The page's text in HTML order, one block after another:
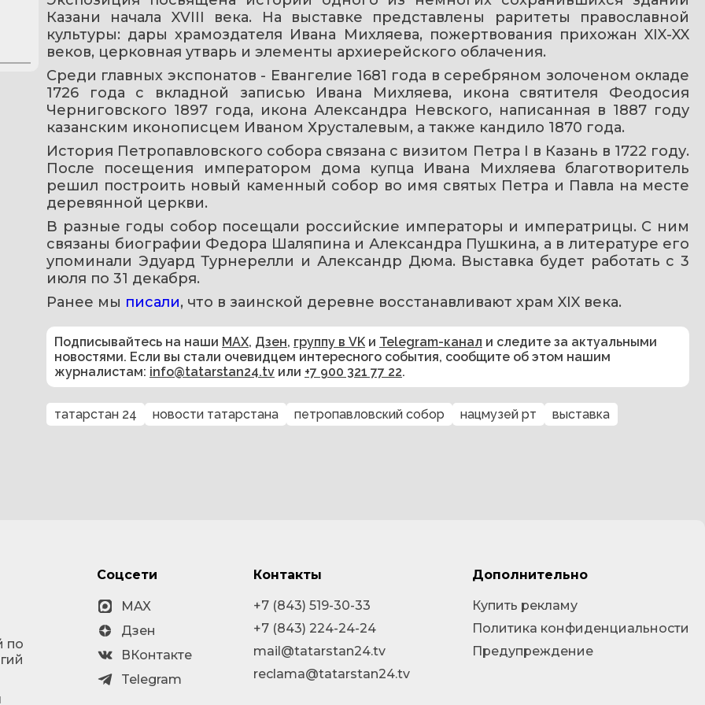
Казани начала XVIII века. На выставке представлены раритеты православной
культуры: дары храмоздателя Ивана Михляева, пожертвования прихожан XIX-XX
веков, церковная утварь и элементы архиерейского облачения.
Среди главных экспонатов - Евангелие 1681 года в серебряном золоченом окладе
1726 года с вкладной записью Ивана Михляева, икона святителя Феодосия
Черниговского 1897 года, икона Александра Невского, написанная в 1887 году
казанским иконописцем Иваном Хрусталевым, а также кандило 1870 года.
История Петропавловского собора связана с визитом Петра I в Казань в 1722 году.
После посещения императором дома купца Ивана Михляева благотворитель
решил построить новый каменный собор во имя святых Петра и Павла на месте
деревянной церкви.
В разные годы собор посещали российские императоры и императрицы. С ним
связаны биографии Федора Шаляпина и Александра Пушкина, а в литературе его
упоминали Эдуард Турнерелли и Александр Дюма. Выставка будет работать с 3
июля по 31 декабря.
Ранее мы писали, что в заинской деревне восстанавливают храм XIX века.
Подписывайтесь на наши MAX, Дзен, группу в VK и Telegram-канал и следите за актуальными
новостями. Если вы стали очевидцем интересного события, сообщите об этом нашим
журналистам: info@tatarstan24.tv или +7 900 321 77 22.
татарстан 24 новости татарстана петропавловский собор нацмузей рт выставка
по
Соцсети
MAX
Дзен
ВКонтакте
Telegram
Контакты
+7 (843) 519-30-33
+7 (843) 224-24-24
mail@tatarstan24.tv
reclama@tatarstan24.tv
Дополнительно
Купить рекламу
Политика конфиденциальности
Предупреждение